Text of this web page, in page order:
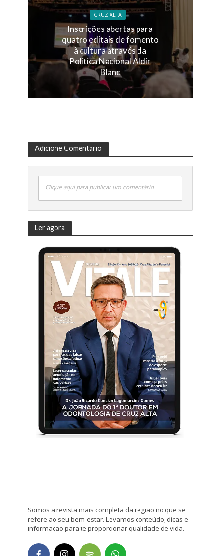
CRUZ ALTA
Inscrições abertas para
quatro editais de fomento
à cultura através da
Política Nacional Aldir
Blanc
Adicione Comentário
Clique aqui para publicar um comentário
Ler agora
Somos a revista mais completa da região no que se
refere ao seu bem-estar. Levamos conteúdo, dicas e
informação para te proporcionar qualidade de vida.